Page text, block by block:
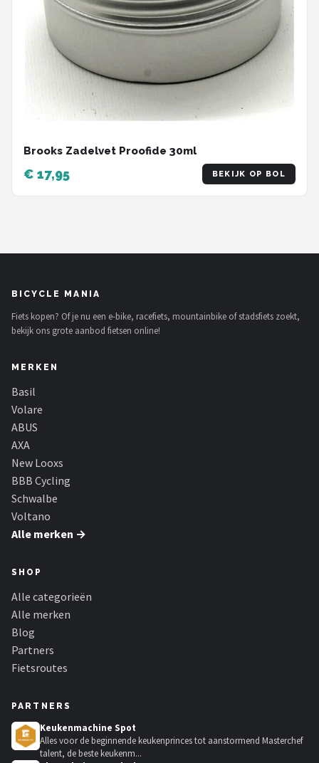
Brooks Zadelvet Proofide 30ml
€ 17,95 BEKIJK OP BOL
BICYCLE MANIA
Fiets kopen? Of je nu een e-bike, racefiets, mountainbike of stadsfiets zoekt,
bekijk ons grote aanbod fietsen online!
MERKEN
Basil
Volare
ABUS
AXA
New Looxs
BBB Cycling
Schwalbe
Voltano
Alle merken →
SHOP
Alle categorieën
Alle merken
Blog
Partners
Fietsroutes
PARTNERS
Keukenmachine Spot
Alles voor de beginnende keukenprinces tot aanstormend Masterchef
talent, de beste keukenm...